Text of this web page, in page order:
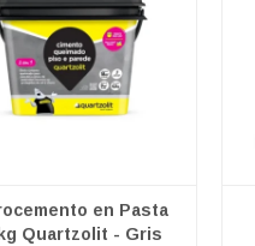
en Pasta
Quartzolit - Gris